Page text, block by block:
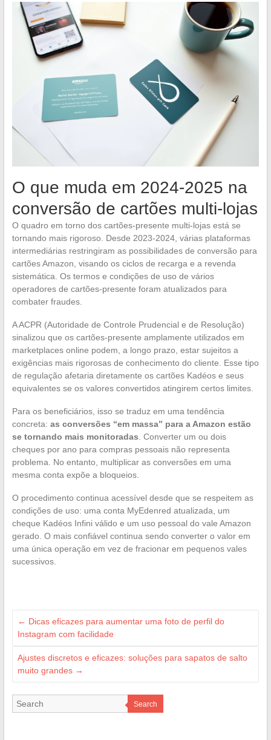
O que muda em 2024-2025 na
conversão de cartões multi-lojas
O quadro em torno dos cartões-presente multi-lojas está se
tornando mais rigoroso. Desde 2023-2024, várias plataformas
intermediárias restringiram as possibilidades de conversão para
cartões Amazon, visando os ciclos de recarga e a revenda
sistemática. Os termos e condições de uso de vários
operadores de cartões-presente foram atualizados para
combater fraudes.
A ACPR (Autoridade de Controle Prudencial e de Resolução)
sinalizou que os cartões-presente amplamente utilizados em
marketplaces online podem, a longo prazo, estar sujeitos a
exigências mais rigorosas de conhecimento do cliente. Esse tipo
de regulação afetaria diretamente os cartões Kadéos e seus
equivalentes se os valores convertidos atingirem certos limites.
Para os beneficiários, isso se traduz em uma tendência
concreta: as conversões “em massa” para a Amazon estão
se tornando mais monitoradas. Converter um ou dois
cheques por ano para compras pessoais não representa
problema. No entanto, multiplicar as conversões em uma
mesma conta expõe a bloqueios.
O procedimento continua acessível desde que se respeitem as
condições de uso: uma conta MyEdenred atualizada, um
cheque Kadéos Infini válido e um uso pessoal do vale Amazon
gerado. O mais confiável continua sendo converter o valor em
uma única operação em vez de fracionar em pequenos vales
sucessivos.
← Dicas eficazes para aumentar uma foto de perfil do
Instagram com facilidade
Ajustes discretos e eficazes: soluções para sapatos de salto
muito grandes →
Search